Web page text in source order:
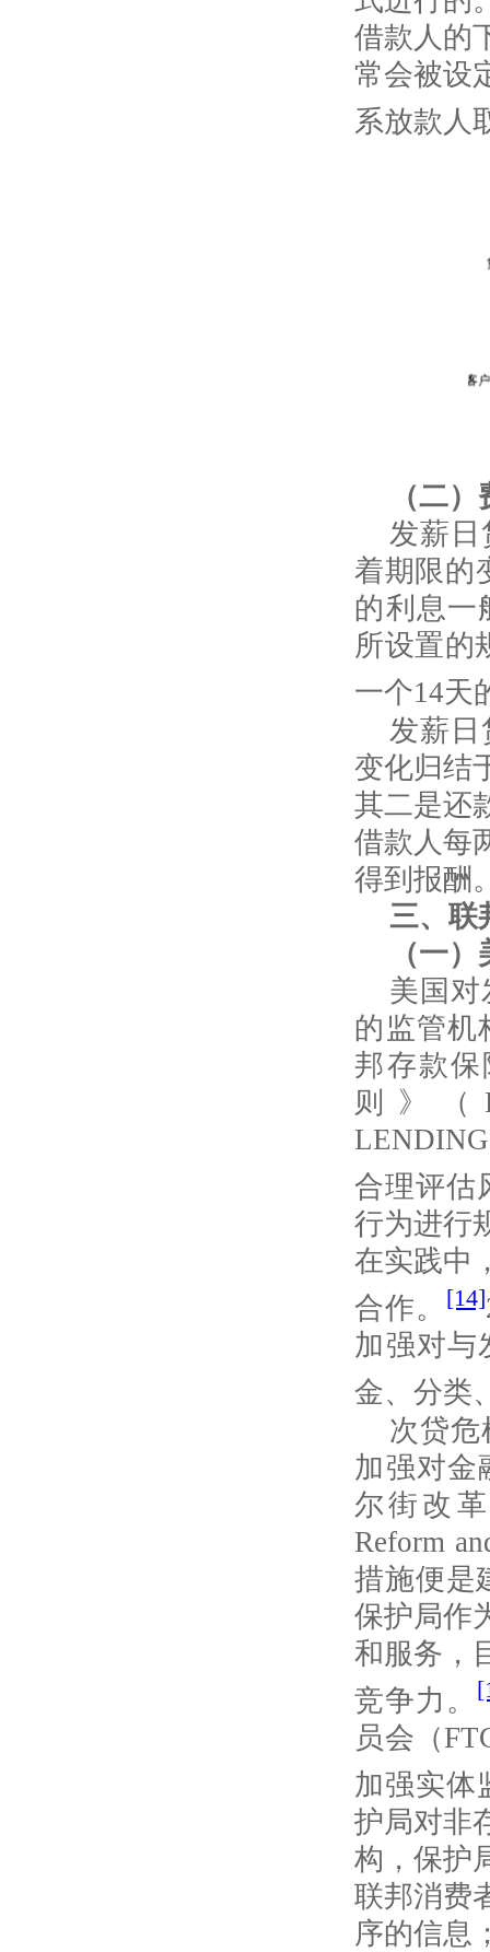
借款人的
常会被设
系放款人
（二
发薪日
着期限的
的利息一
所设置的
一个14天
发薪日
变化归结
其二是还
借款人每
得到报酬
三、联
（一
美国对
的监管机
邦存款
则》（
LENDING
合理评估
行为进行
在实践中
合作。
[14]
加强对与
金、分类
次贷危
加强对金
尔街改
Reform
措施便是
保护局作
和服务，
竞争力。
员会（
加强实体
护局对非
构，保护
联邦消费
序的信息